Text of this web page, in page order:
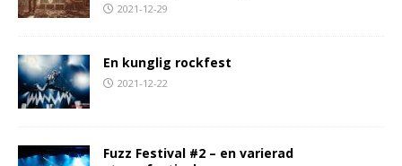
2021-12-29
En kunglig rockfest
2021-12-22
Fuzz Festival #2 – en varierad